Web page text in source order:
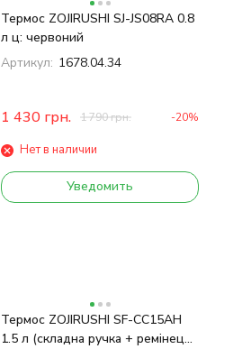
Термос ZOJIRUSHI SJ-JS08RA 0.8
л ц: червоний
Артикул: 1678.04.34
1 430 грн. 1 790грн. -20%
Нет в наличии
Уведомить
Термос ZOJIRUSHI SF-CС15AН
1.5 л (складна ручка + ремінець)